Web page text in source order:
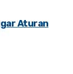
Aturan